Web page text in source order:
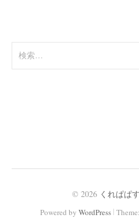
索:
© 2026 くれぱぱ
Powered by WordPress | Theme: